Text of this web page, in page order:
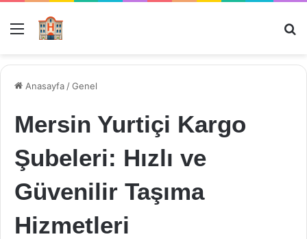
Menü
Anasayfa /Genel
Mersin Yurtiçi Kargo
Şubeleri: Hızlı ve
Güvenilir Taşıma
Hizmetleri